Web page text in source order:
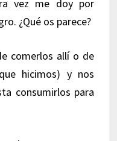
vez me doy por
¿Qué os parece?
comerlos allí o de
hicimos) y nos
consumirlos para